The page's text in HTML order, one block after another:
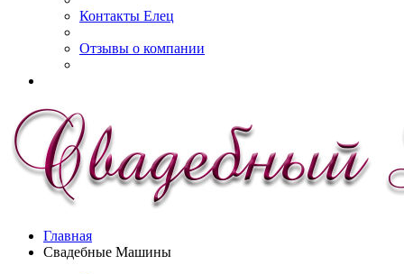
Контакты Елец
Отзывы о компании
Главная
Свадебные Машины